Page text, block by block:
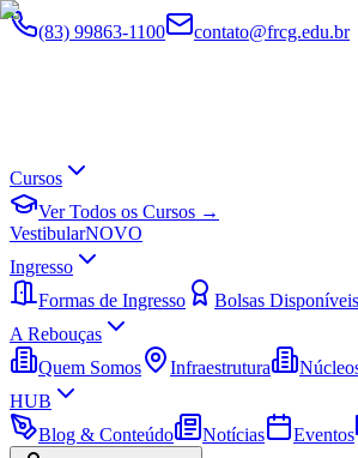
(83) 99863-1100 contato@frcg.edu.br
Cursos
Ver Todos os Cursos →
VestibularNOVO
Ingresso
Formas de Ingresso
Bolsas Disponíveis
A Rebouças
Quem Somos
Infraestrutura
HUB
Blog & Conteúdo
Notícias Eventos